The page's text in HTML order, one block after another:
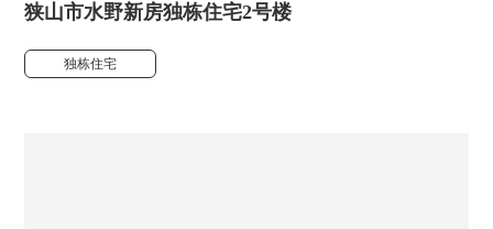
狭山市水野新房独栋住宅2号楼
独栋住宅